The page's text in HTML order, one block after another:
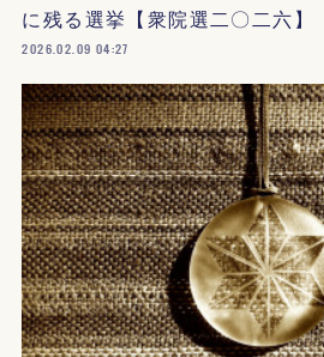
に残る選挙【衆院選二〇二六】
2026.02.09 04:27